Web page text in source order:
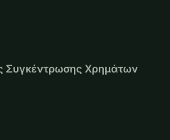
Συγκέντρωσης Χρημάτων